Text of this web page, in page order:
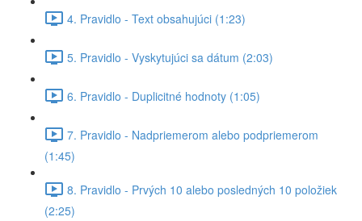
4. Pravidlo - Text obsahujúci (1:23)
5. Pravidlo - Vyskytujúci sa dátum (2:03)
6. Pravidlo - Duplicitné hodnoty (1:05)
7. Pravidlo - Nadpriemerom alebo podpriemerom
(1:45)
8. Pravidlo - Prvých 10 alebo posledných 10 položiek
(2:25)